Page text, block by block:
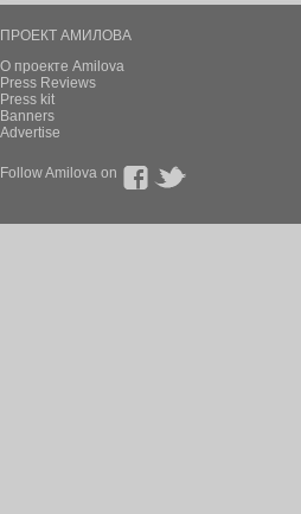
ПРОЕКТ АМИЛОВА
О проекте Amilova
Press Reviews
Press kit
Banners
Advertise
Follow Amilova on